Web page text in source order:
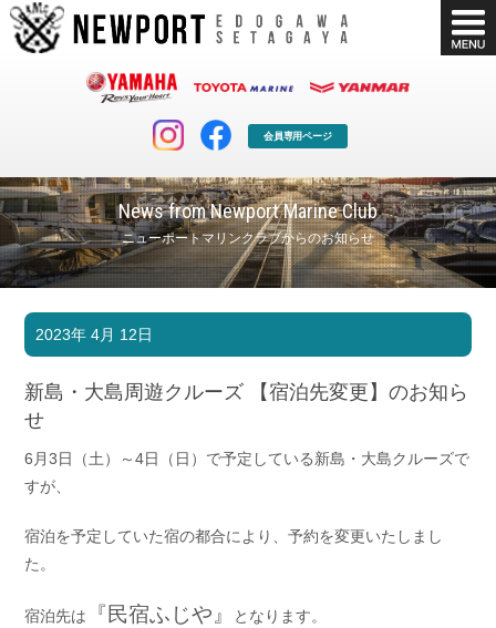
会員専用ページ
News from Newport Marine Club
ニューポートマリンクラブからのお知らせ
マリンクラブ
マリンライフを堪能したい！
ボート販売
ボート免許
長年の実績と信頼！
シースタイル
Sea-Style
店舗情報 公式ブログ
Contact us Company
Recruit
2023年 4月 12日
新島・大島周遊クルーズ 【宿泊先変更】のお知ら
せ
6月3日（土）～4日（日）で予定している新島・大島クルーズで
すが、
宿泊を予定していた宿の都合により、予約を変更いたしまし
た。
宿泊先は 『民宿ふじや』 となります。